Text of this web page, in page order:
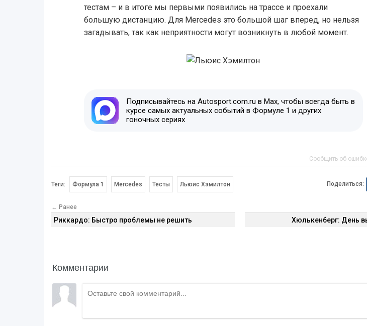
тестам – и в итоге мы первыми появились на трассе и проехали
большую дистанцию. Для Mercedes это большой шаг вперед, но нельзя
загадывать, так как неприятности могут возникнуть в любой момент.
Подписывайтесь на Autosport.com.ru в Max, чтобы всегда быть в
курсе самых актуальных событий в Формуле 1 и других
гоночных сериях
Сообщить об
Теги: Формула 1 Mercedes Тесты Льюис Хэмилтон Поделиться:
← Ранее
Риккардо: Быстро проблемы не решить Хюлькенберг: День
Комментарии